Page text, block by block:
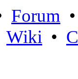
Forum
Wiki •